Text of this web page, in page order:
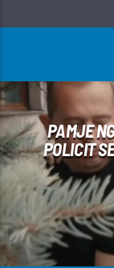
PAMJE
POLICIT